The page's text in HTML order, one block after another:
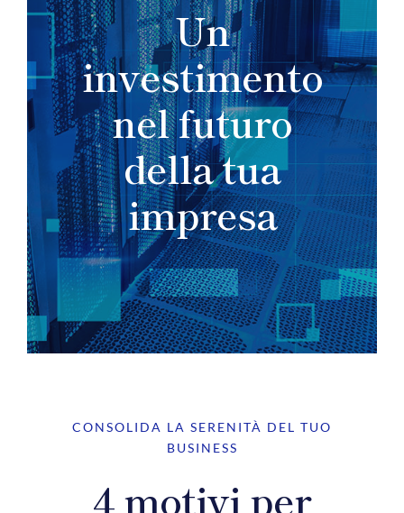
Un
investimento
nel futuro
della tua
impresa
CONSOLIDA LA SERENITÀ DEL TUO
BUSINESS
4 motivi per